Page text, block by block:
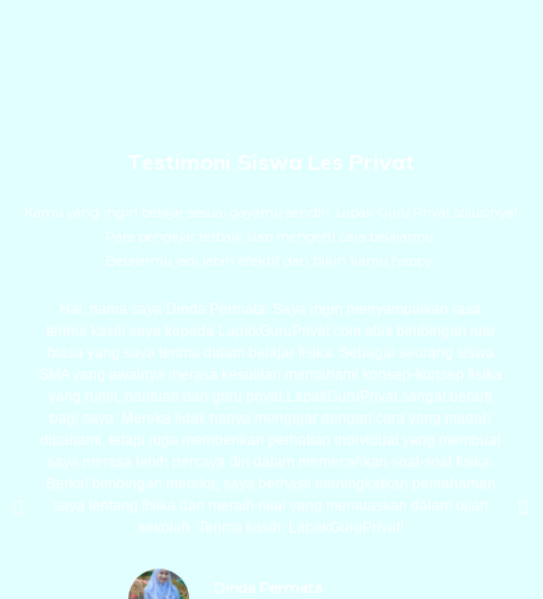
Testimoni Siswa Les Privat
Kamu yang ingin belajar sesuai gayamu sendiri, Lapak Guru Privat solusinya!
Para pengajar terbaik siap mengerti cara belajarmu.
Belajarmu jadi lebih efektif dan bikin kamu happy.
Hai, nama saya Dinda Permata. Saya ingin menyampaikan rasa
terima kasih saya kepada LapakGuruPrivat.com atas bimbingan luar
biasa yang saya terima dalam belajar fisika. Sebagai seorang siswa
SMA yang awalnya merasa kesulitan memahami konsep-konsep fisika
yang rumit, bantuan dari guru privat LapakGuruPrivat sangat berarti
bagi saya. Mereka tidak hanya mengajar dengan cara yang mudah
dipahami, tetapi juga memberikan perhatian individual yang membuat
saya merasa lebih percaya diri dalam memecahkan soal-soal fisika.
Berkat bimbingan mereka, saya berhasil meningkatkan pemahaman
saya tentang fisika dan meraih nilai yang memuaskan dalam ujian
sekolah. Terima kasih, LapakGuruPrivat!
Dinda Permata